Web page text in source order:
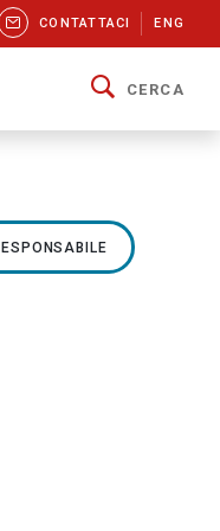
CONTATTACI ENG
CERCA